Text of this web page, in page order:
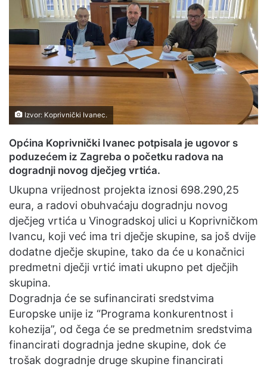
l
Izvor: Koprivnički Ivanec.
Općina Koprivnički Ivanec potpisala je ugovor s
poduzećem iz Zagreba o početku radova na
dogradnji novog dječjeg vrtića.
Ukupna vrijednost projekta iznosi 698.290,25
eura, a radovi obuhvaćaju dogradnju novog
dječjeg vrtića u Vinogradskoj ulici u Koprivničkom
Ivancu, koji već ima tri dječje skupine, sa još dvije
dodatne dječje skupine, tako da će u konačnici
predmetni dječji vrtić imati ukupno pet dječjih
skupina.
Dogradnja će se sufinancirati sredstvima
Europske unije iz “Programa konkurentnost i
kohezija”, od čega će se predmetnim sredstvima
financirati dogradnja jedne skupine, dok će
trošak dogradnje druge skupine financirati